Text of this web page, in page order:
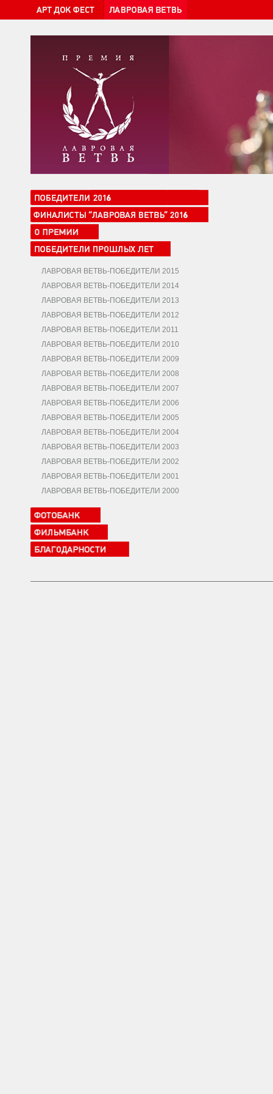
ЛАВРОВАЯ ВЕТВЬ-ПОБЕДИТЕЛИ 2015
ЛАВРОВАЯ ВЕТВЬ-ПОБЕДИТЕЛИ 2014
ЛАВРОВАЯ ВЕТВЬ-ПОБЕДИТЕЛИ 2013
ЛАВРОВАЯ ВЕТВЬ-ПОБЕДИТЕЛИ 2012
ЛАВРОВАЯ ВЕТВЬ-ПОБЕДИТЕЛИ 2011
ЛАВРОВАЯ ВЕТВЬ-ПОБЕДИТЕЛИ 2010
ЛАВРОВАЯ ВЕТВЬ-ПОБЕДИТЕЛИ 2009
ЛАВРОВАЯ ВЕТВЬ-ПОБЕДИТЕЛИ 2008
ЛАВРОВАЯ ВЕТВЬ-ПОБЕДИТЕЛИ 2007
ЛАВРОВАЯ ВЕТВЬ-ПОБЕДИТЕЛИ 2006
ЛАВРОВАЯ ВЕТВЬ-ПОБЕДИТЕЛИ 2005
ЛАВРОВАЯ ВЕТВЬ-ПОБЕДИТЕЛИ 2004
ЛАВРОВАЯ ВЕТВЬ-ПОБЕДИТЕЛИ 2003
ЛАВРОВАЯ ВЕТВЬ-ПОБЕДИТЕЛИ 2002
ЛАВРОВАЯ ВЕТВЬ-ПОБЕДИТЕЛИ 2001
ЛАВРОВАЯ ВЕТВЬ-ПОБЕДИТЕЛИ 2000